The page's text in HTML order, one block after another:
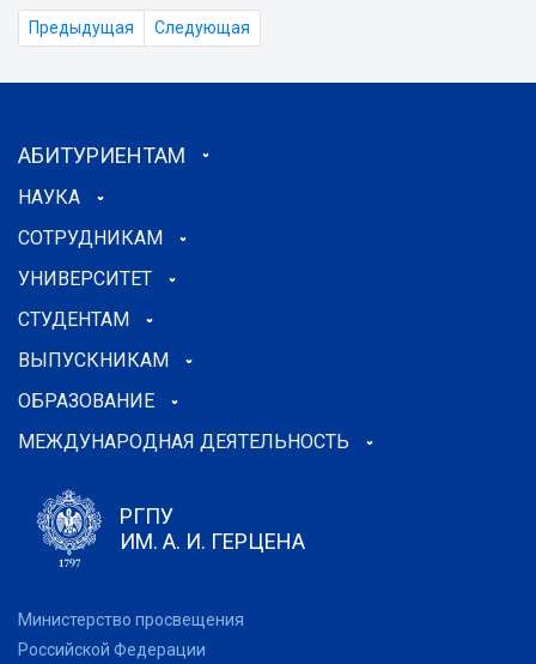
Предыдущая Следующая
АБИТУРИЕНТАМ
НАУКА
СОТРУДНИКАМ
УНИВЕРСИТЕТ
СТУДЕНТАМ
ВЫПУСКНИКАМ
ОБРАЗОВАНИЕ
МЕЖДУНАРОДНАЯ ДЕЯТЕЛЬНОСТЬ
РГПУ
ИМ. А. И. ГЕРЦЕНА
Министерство просвещения
Российской Федерации